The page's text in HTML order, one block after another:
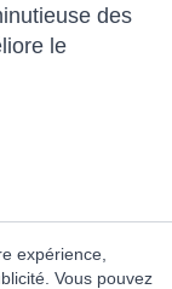
des
le
expérience,
Vous pouvez